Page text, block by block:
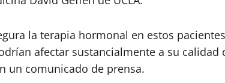
la terapia hormonal en estos
afectar sustancialmente a su calidad
un comunicado de prensa.